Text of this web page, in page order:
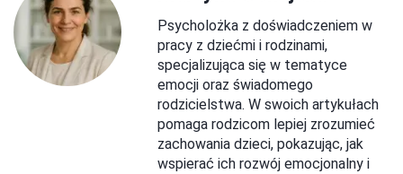
Psycholożka z doświadczeniem w
pracy z dziećmi i rodzinami,
specjalizująca się w tematyce
emocji oraz świadomego
rodzicielstwa. W swoich artykułach
pomaga rodzicom lepiej zrozumieć
zachowania dzieci, pokazując, jak
wspierać ich rozwój emocjonalny i